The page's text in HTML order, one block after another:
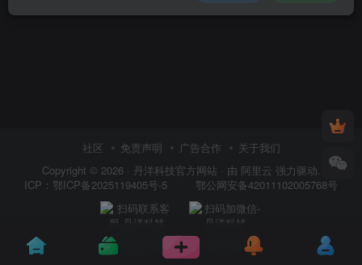
社区 免责声明 广告合作
关于我们
Copyright © 2026 · 丹洋科技官方网站 · 由 阿里云 强力驱动.
ICP： 鄂ICP备2025119405号-5 鄂公网安备42011102005768号
扫码联系客服 扫码加微信